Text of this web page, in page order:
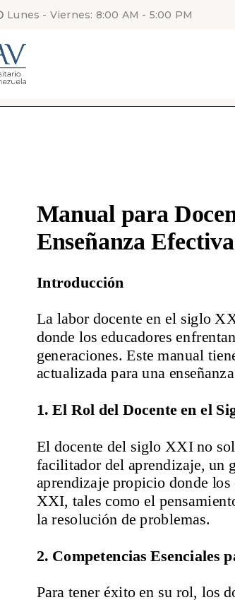
Lunes - Viernes: 8:00 AM - 5:00 PM